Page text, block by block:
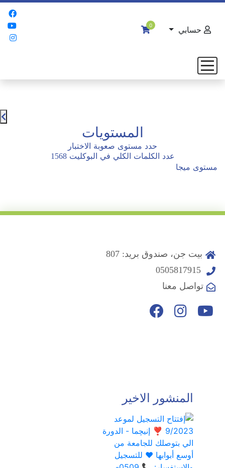
حسابي 0
المستويات
حدد مستوى صعوبة الاختبار
عدد الكلمات الكلي في البوكليت1568
مستوى ميجا
بيت جن، صندوق بريد: 807
تواصل معنا
المنشور الاخير